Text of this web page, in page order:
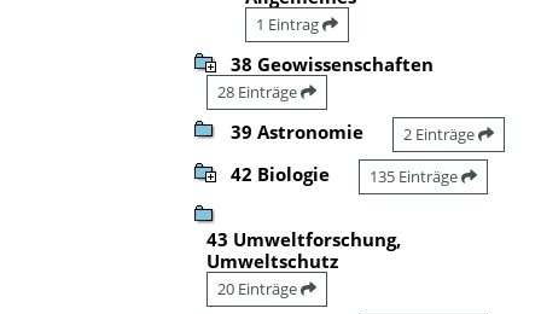
1 Eintrag
38 Geowissenschaften
28 Einträge
39 Astronomie 2 Einträge
42 Biologie 135 Einträge
43 Umweltforschung,
Umweltschutz
20 Einträge